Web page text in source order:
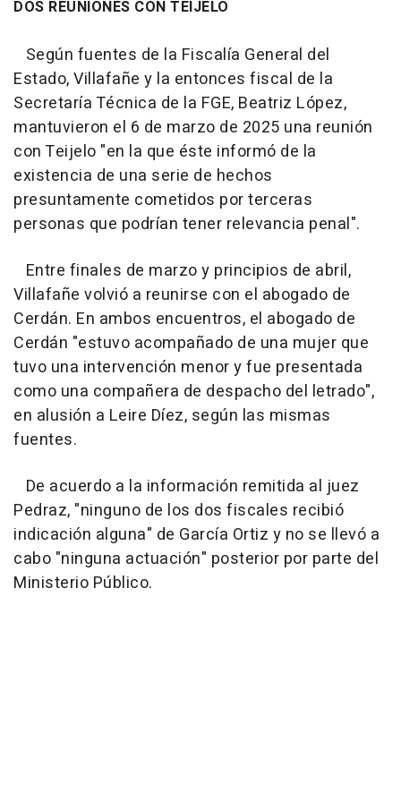
DOS REUNIONES CON TEIJELO
Según fuentes de la Fiscalía General del
Estado, Villafañe y la entonces fiscal de la
Secretaría Técnica de la FGE, Beatriz López,
mantuvieron el 6 de marzo de 2025 una reunión
con Teijelo "en la que éste informó de la
existencia de una serie de hechos
presuntamente cometidos por terceras
personas que podrían tener relevancia penal".
Entre finales de marzo y principios de abril,
Villafañe volvió a reunirse con el abogado de
Cerdán. En ambos encuentros, el abogado de
Cerdán "estuvo acompañado de una mujer que
tuvo una intervención menor y fue presentada
como una compañera de despacho del letrado",
en alusión a Leire Díez, según las mismas
fuentes.
De acuerdo a la información remitida al juez
Pedraz, "ninguno de los dos fiscales recibió
indicación alguna" de García Ortiz y no se llevó a
cabo "ninguna actuación" posterior por parte del
Ministerio Público.